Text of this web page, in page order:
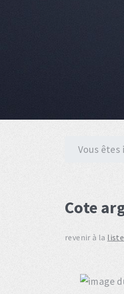
Vous êtes
Cote
revenir à la